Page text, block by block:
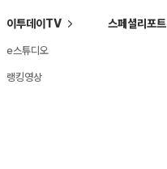
이투데이TV
e스튜디오
랭킹영상
스페셜리포트